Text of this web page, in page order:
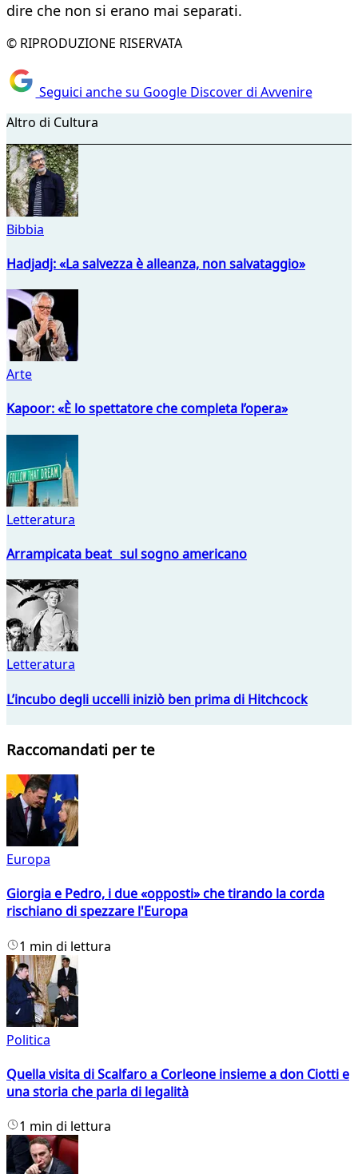
dire che non si erano mai separati.
© RIPRODUZIONE RISERVATA
Seguici anche su Google Discover di Avvenire
Altro di Cultura
Bibbia
Hadjadj: «La salvezza è alleanza, non salvataggio»
Arte
Kapoor: «È lo spettatore che completa l’opera»
Letteratura
Arrampicata beat sul sogno americano
Letteratura
L’incubo degli uccelli iniziò ben prima di Hitchcock
Raccomandati per te
Europa
Giorgia e Pedro, i due «opposti» che tirando la corda
rischiano di spezzare l'Europa
1 min di lettura
Politica
Quella visita di Scalfaro a Corleone insieme a don Ciotti e
una storia che parla di legalità
1 min di lettura